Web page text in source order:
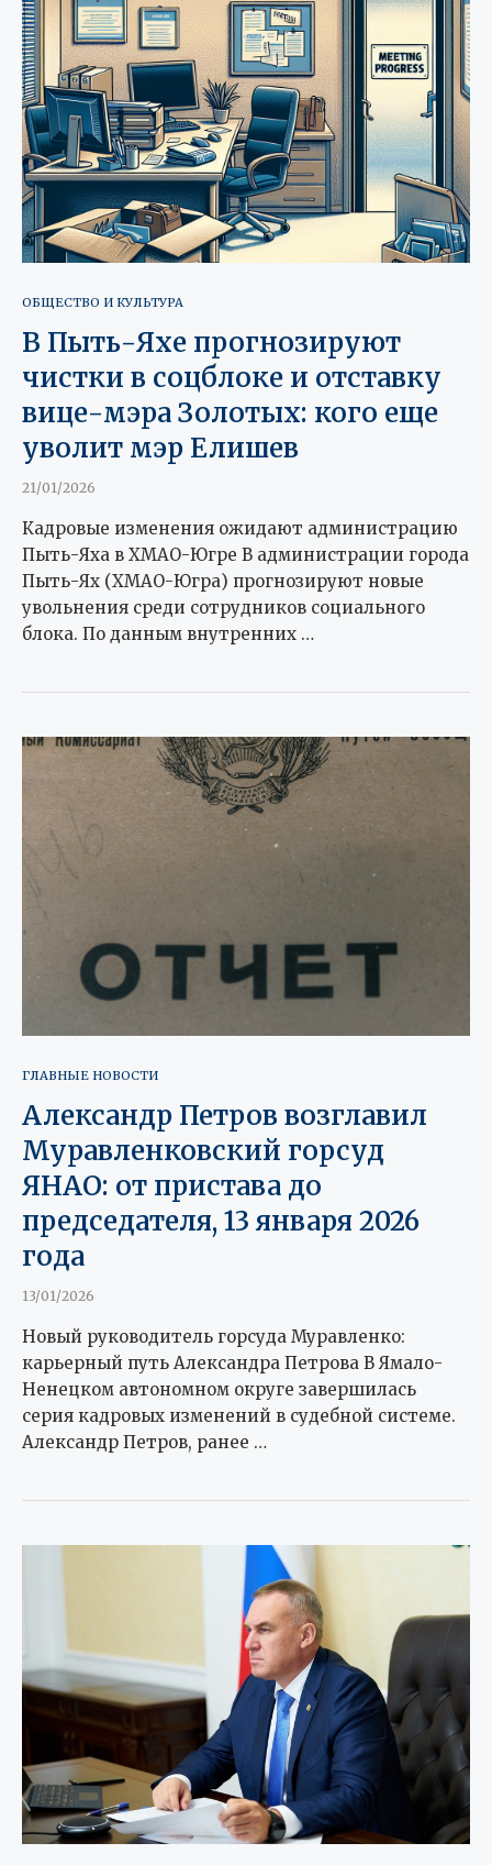
ОБЩЕСТВО И КУЛЬТУРА
В Пыть-Яхе прогнозируют
чистки в соцблоке и отставку
вице-мэра Золотых: кого еще
уволит мэр Елишев
21/01/2026
Кадровые изменения ожидают администрацию
Пыть-Яха в ХМАО-Югре В администрации города
Пыть-Ях (ХМАО-Югра) прогнозируют новые
увольнения среди сотрудников социального
блока. По данным внутренних …
ГЛАВНЫЕ НОВОСТИ
Александр Петров возглавил
Муравленковский горсуд
ЯНАО: от пристава до
председателя, 13 января 2026
года
13/01/2026
Новый руководитель горсуда Муравленко:
карьерный путь Александра Петрова В Ямало-
Ненецком автономном округе завершилась
серия кадровых изменений в судебной системе.
Александр Петров, ранее …